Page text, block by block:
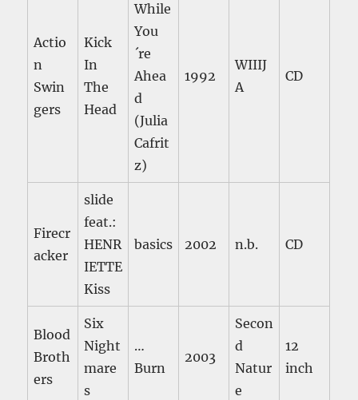
Actio
n
Swin
gers
Kick
In
The
Head
While
You
´re
Ahea
d
(Julia
Cafrit
z)
1992
WIIIJ
A
CD
Firecr
acker
slide
feat.:
HENR
IETTE
Kiss
basics 2002 n.b. CD
Blood
Broth
ers
Six
Night
mare
s
…
Burn
2003
Secon
d
Natur
e
12
inch